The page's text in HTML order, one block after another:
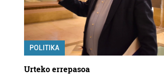
POLITIKA
Urteko errepasoa